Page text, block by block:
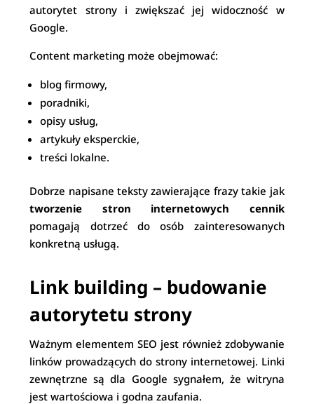
autorytet strony i zwiększać jej widoczność w
Google.
Content marketing może obejmować:
blog firmowy,
poradniki,
opisy usług,
artykuły eksperckie,
treści lokalne.
Dobrze napisane teksty zawierające frazy takie jak
tworzenie stron internetowych cennik
pomagają dotrzeć do osób zainteresowanych
konkretną usługą.
Link building – budowanie
autorytetu strony
Ważnym elementem SEO jest również zdobywanie
linków prowadzących do strony internetowej. Linki
zewnętrzne są dla Google sygnałem, że witryna
jest wartościowa i godna zaufania.